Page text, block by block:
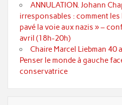
ANNULATION. Johann
irresponsables : comment
pavé la voie aux nazis » –
avril (18h-20h)
Chaire Marcel Liebman 40
Penser le monde à gauche
conservatrice